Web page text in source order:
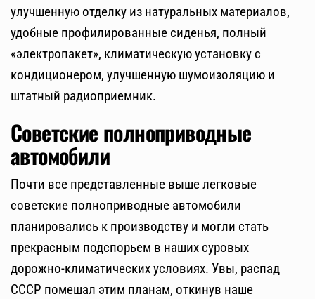
улучшенную отделку из натуральных материалов,
удобные профилированные сиденья, полный
«электропакет», климатическую установку с
кондиционером, улучшенную шумоизоляцию и
штатный радиоприемник.
Советские полноприводные
автомобили
Почти все представленные выше легковые
советские полноприводные автомобили
планировались к производству и могли стать
прекрасным подспорьем в наших суровых
дорожно-климатических условиях. Увы, распад
СССР помешал этим планам, откинув наше